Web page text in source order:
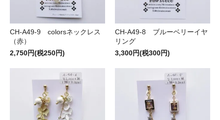
CH-A49-9 colorsネックレス
（赤）
2,750円(税250円)
CH-A49-8 ブルーベリーイヤ
リング
3,300円(税300円)